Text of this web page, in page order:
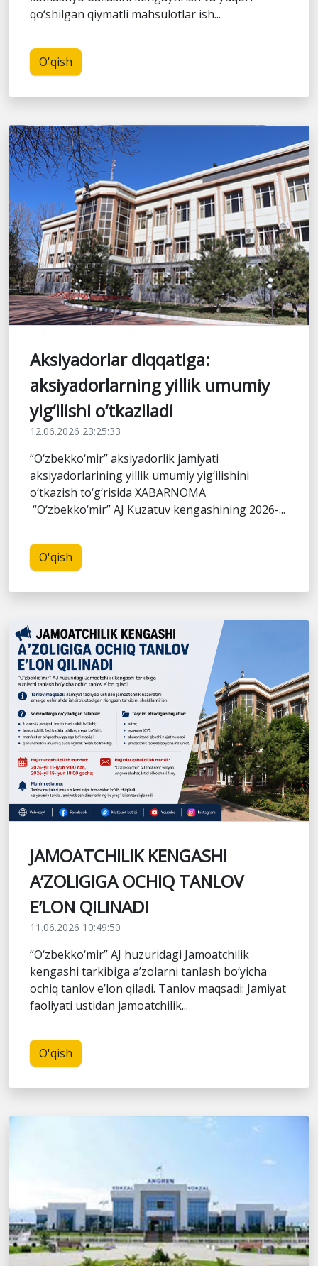
qo‘shilgan qiymatli mahsulotlar ish...
O'qish
Aksiyadorlar diqqatiga:
aksiyadorlarning yillik umumiy
yig‘ilishi o‘tkaziladi
12.06.2026 23:25:33
“O‘zbekko‘mir” aksiyadorlik jamiyati
aksiyadorlarining yillik umumiy yig‘ilishini
o‘tkazish to‘g‘risida XABARNOMA
“O‘zbekko‘mir” AJ Kuzatuv kengashining 2026-...
O'qish
JAMOATCHILIK KENGASHI
A’ZOLIGIGA OCHIQ TANLOV
E’LON QILINADI
11.06.2026 10:49:50
“O‘zbekko‘mir” AJ huzuridagi Jamoatchilik
kengashi tarkibiga a’zolarni tanlash bo‘yicha
ochiq tanlov e’lon qiladi. Tanlov maqsadi: Jamiyat
faoliyati ustidan jamoatchilik...
O'qish